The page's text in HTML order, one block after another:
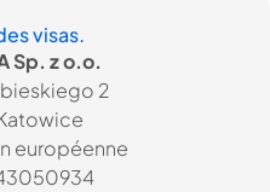
visas.
Sp. z o.o.
2
européenne